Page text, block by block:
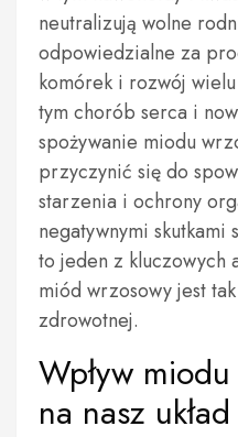
neutralizują wolne
odpowiedzialne za
komórek i rozwój
tym chorób serca i
spożywanie miodu
przyczynić się do
starzenia i ochrony
negatywnymi skutkami
to jeden z kluczowych
miód wrzosowy jest
zdrowotnej.
Wpływ
na nasz